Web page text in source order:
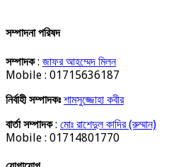
সম্পাদনা পরিষদ
সম্পাদক: জাফর আহম্মেদ মিলন
Mobile : 01715636187
নির্বাহী সম্পাদকঃশামসুজ্জোহা কবীর
বার্তা সম্পাদক: মোঃ রাশেদুল কাদির (রুম্মান)
Mobile : 01714801770